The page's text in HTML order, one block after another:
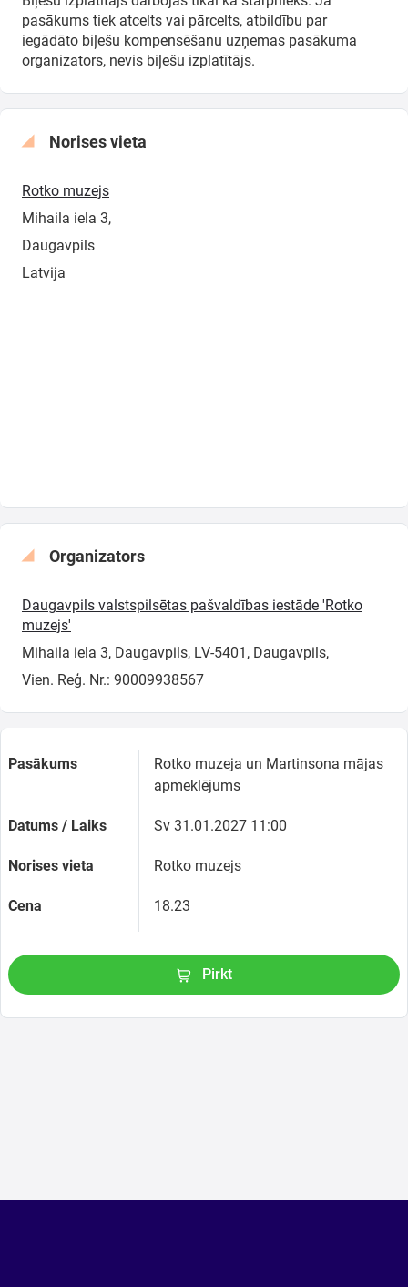
pasākums tiek atcelts vai pārcelts, atbildību par
iegādāto biļešu kompensēšanu uzņemas pasākuma
organizators, nevis biļešu izplatītājs.
Norises vieta
Rotko muzejs
Mihaila iela 3,
Daugavpils
Latvija
Organizators
Daugavpils valstspilsētas pašvaldības iestāde 'Rotko
muzejs'
Mihaila iela 3, Daugavpils, LV-5401, Daugavpils,
Vien. Reģ. Nr.: 90009938567
Pasākums
Rotko muzeja un Martinsona mājas
apmeklējums
Datums / Laiks Sv 31.01.2027 11:00
Norises vieta Rotko muzejs
Cena 18.23
Pirkt